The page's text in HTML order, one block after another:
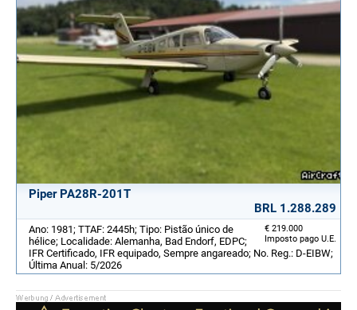
Piper PA28R-201T
BRL 1.288.289
€ 219.000
Imposto pago U.E.
Ano: 1981; TTAF: 2445h; Tipo: Pistão único de
hélice; Localidade: Alemanha, Bad Endorf, EDPC;
IFR Certificado, IFR equipado, Sempre angareado; No. Reg.: D-EIBW;
Última Anual: 5/2026